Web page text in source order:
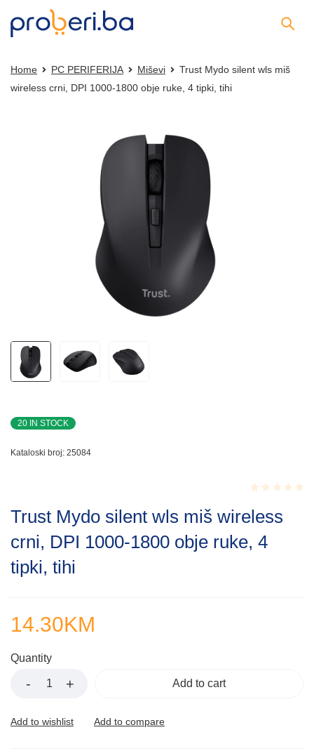
Home PC PERIFERIJA Miševi
Trust Mydo silent wls miš
wireless crni, DPI 1000-1800 obje ruke, 4 tipki, tihi
20 IN STOCK
Kataloski broj: 25084
0.001
of
5
Trust Mydo silent wls miš wireless
crni, DPI 1000-1800 obje ruke, 4
tipki, tihi
14.30KM
Quantity
Add to cart